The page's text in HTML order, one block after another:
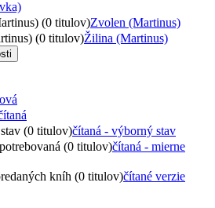
(0 titulov)Zvolen (Martinus)
(0 titulov)Žilina (Martinus)
(0 titulov)čítaná - výborný stav
(0 titulov)čítaná - mierne
kníh (0 titulov)čítané verzie